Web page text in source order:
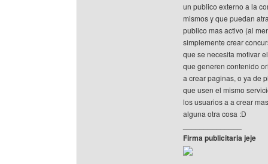
un publico externo a la
mismos y que puedan
publico mas activo (al
simplemente crear
que se necesita motivar
que generen contenido
a crear paginas, o ya de
que usen el mismo
los usuarios a a crear
alguna otra cosa :D
Firma publicitaria jeje